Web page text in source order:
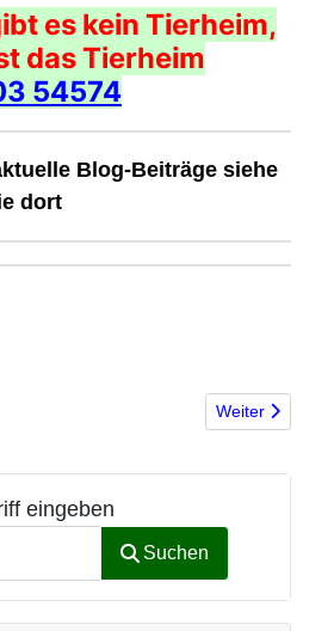
eingeben
Suchen
es kein Tierheim,
das Tierheim
54574
Blog-Beiträge siehe
dort
auf der Homepage Nächster
Weiter